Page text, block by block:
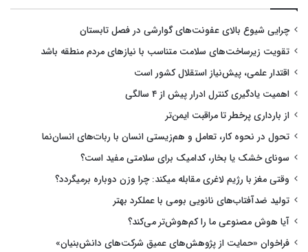
چرایی شیوع بالای عفونت‌های گوارشی در فصل تابستان
تقویت زیرساخت‌های سلامت متناسب با نیازهای مردم منطقه باشد
اقتدار علمی، پیش‌نیاز استقلال کشور است
اهمیت یادگیری کنترل ادرار پیش از ۴ سالگی
از بارداری پرخطر تا مراقبت ایمن‌تر
تحول در نحوه کار، تعامل و هم‌زیستی انسان با ربات‌های انسان‌نما
سونای خشک یا بخار، کدامیک برای سلامتی مفید است؟
وقتی مغز با رژیم لاغری مقابله میکند: چرا وزن دوباره برمیگردد؟
تولید ضدآفتاب‌های نانویی بومی با عملکرد بهتر
آیا هوش مصنوعی ما را کم‌هوش‌تر می‌کند؟
فراخوان «حمایت از پژوهش‌های عمیق شرکت‌های دانش‌بنیان»